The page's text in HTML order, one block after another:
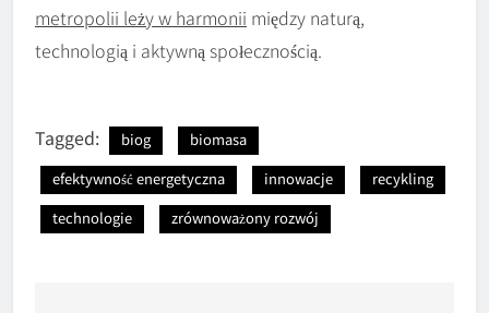
metropolii leży w harmonii między naturą,
technologią i aktywną społecznością.
Tagged: biog
biomasa
efektywność energetyczna
innowacje
recykling
technologie
zrównoważony rozwój